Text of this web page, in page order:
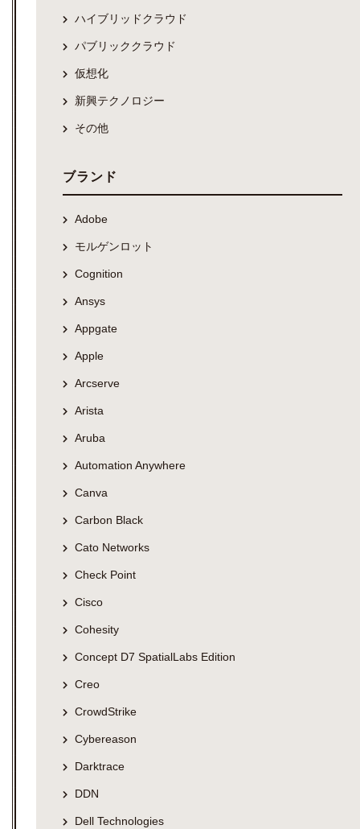
ハイブリッドクラウド
パブリッククラウド
仮想化
新興テクノロジー
その他
ブランド
Adobe
モルゲンロット
Cognition
Ansys
Appgate
Apple
Arcserve
Arista
Aruba
Automation Anywhere
Canva
Carbon Black
Cato Networks
Check Point
Cisco
Cohesity
Concept D7 SpatialLabs Edition
Creo
CrowdStrike
Cybereason
Darktrace
DDN
Dell Technologies